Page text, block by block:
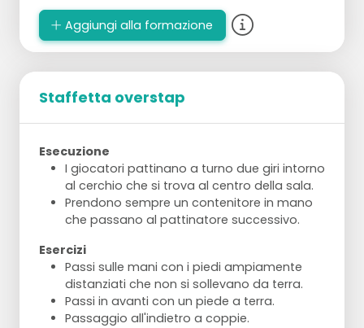
2 gruppi eseguono sempre lo stesso tipo di
compito.
Aggiungi alla formazione
Staffetta overstap
Esecuzione
I giocatori pattinano a turno due giri intorno
al cerchio che si trova al centro della sala.
Prendono sempre un contenitore in mano
che passano al pattinatore successivo.
Esercizi
Passi sulle mani con i piedi ampiamente
distanziati che non si sollevano da terra.
Passi in avanti con un piede a terra.
Passaggio all'indietro a coppie.